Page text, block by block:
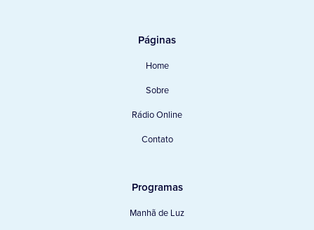
Páginas
Home
Sobre
Rádio Online
Contato
Programas
Manhã de Luz